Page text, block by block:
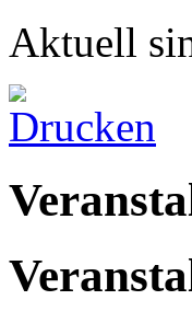
Aktuell